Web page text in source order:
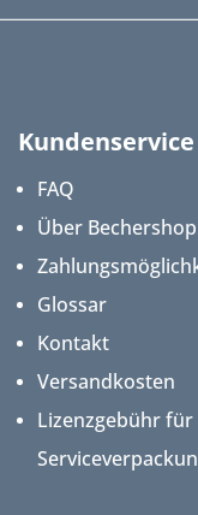
Kundenservice
FAQ
Über Bechershop
Glossar
Kontakt
Versandkosten
Lizenzgebühr für